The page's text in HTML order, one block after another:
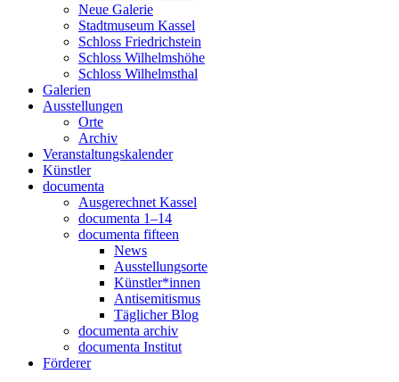
Neue Galerie
Stadtmuseum Kassel
Schloss Friedrichstein
Schloss Wilhelmshöhe
Schloss Wilhelmsthal
Galerien
Ausstellungen
Orte
Archiv
Veranstaltungskalender
Künstler
documenta
Ausgerechnet Kassel
documenta 1–14
documenta fifteen
News
Ausstellungsorte
Künstler*innen
Antisemitismus
Täglicher Blog
documenta archiv
documenta Institut
Förderer